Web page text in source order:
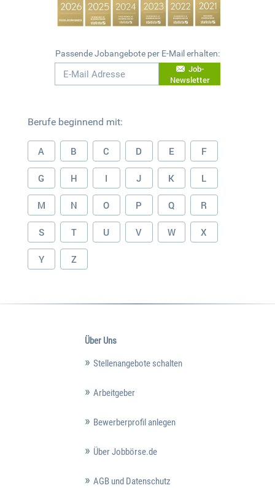
Passende Jobangebote per E-Mail erhalten:
Job-
Newsletter
Berufe beginnend mit:
A B C D E F
G H I J K L
M N O P Q R
S T U V W X
Y Z
Über Uns
Stellenangebote schalten
Arbeitgeber
Bewerberprofil anlegen
Über Jobbörse.de
AGB und Datenschutz